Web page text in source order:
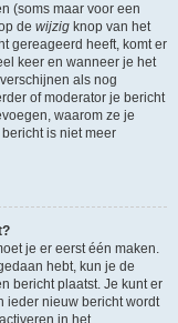
(soms maar voor een
de wijzig knop van het
gereageerd heeft, komt er
keer en wanneer je het
als nog
of moderator je bericht
waarom ze je
is niet meer
je er eerst één maken.
hebt, kun je de
bericht plaatst. Je kunt er
ieder nieuw bericht wordt
in het